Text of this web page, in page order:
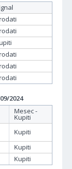
2024
Mesec -
Kupiti
Kupiti
Kupiti
Kupiti